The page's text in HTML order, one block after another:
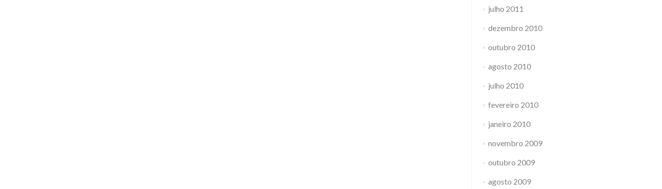
julho 2011
dezembro 2010
outubro 2010
agosto 2010
julho 2010
fevereiro 2010
janeiro 2010
novembro 2009
outubro 2009
agosto 2009